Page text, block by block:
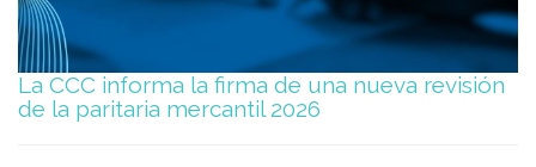
La CCC informa la firma de una nueva revisión
de la paritaria mercantil 2026